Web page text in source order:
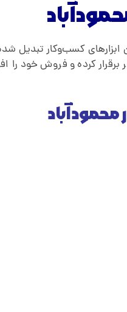
کسب‌وکار تبدیل
برقرار کرده و فروش خود